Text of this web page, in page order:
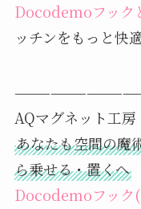
Docodemoフック
ッチンをもっと快
AQマグネット工房
あなたも空間の魔
ら乗せる・置くへ
Docodemoフック